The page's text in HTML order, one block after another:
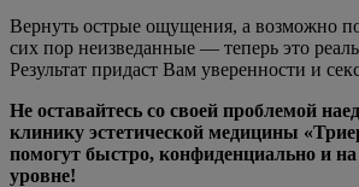
Вернуть острые ощущения, а возможно
сих пор неизведанные — теперь это
Результат придаст Вам уверенности и
Не оставайтесь со своей проблемой
клинику эстетической медицины
помогут быстро, конфиденциально и
уровне!